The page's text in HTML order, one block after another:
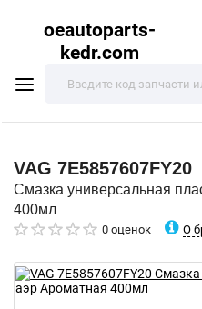
oeautoparts-
kedr.com
VAG 7E5857607FY20
Смазка универсальная
400мл
0 оценок О